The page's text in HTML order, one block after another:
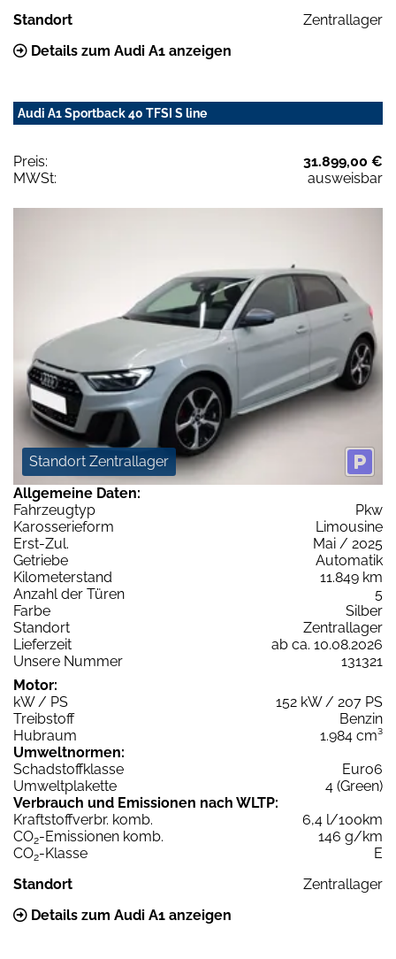
Standort
Zentrallager
Details zum Audi A1 anzeigen
Audi A1 Sportback 40 TFSI S line
Preis:
31.899,00 €
MWSt:
ausweisbar
Standort Zentrallager
Allgemeine Daten:
Fahrzeugtyp
Pkw
Karosserieform
Limousine
Erst-Zul.
Mai / 2025
Getriebe
Automatik
Kilometerstand
11.849 km
Anzahl der Türen
5
Farbe
Silber
Standort
Zentrallager
Lieferzeit
ab ca. 10.08.2026
Unsere Nummer
131321
Motor:
kW / PS
152 kW / 207 PS
Treibstoff
Benzin
Hubraum
1.984 cm³
Umweltnormen:
Schadstoffklasse
Euro6
Umweltplakette
4 (Green)
Verbrauch und Emissionen nach WLTP:
Kraftstoffverbr. komb.
6,4 l/100km
CO2-Emissionen komb.
146 g/km
CO2-Klasse
E
Standort
Zentrallager
Details zum Audi A1 anzeigen